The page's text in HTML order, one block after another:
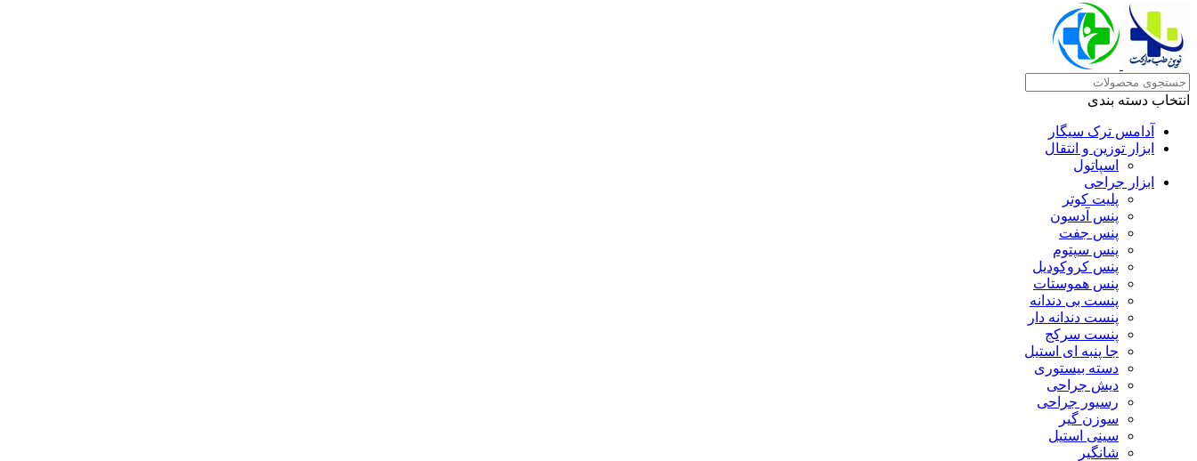
انتخاب دسته بندی
آدامس ترک سیگار
ابزار توزین و انتقال
اسپاتول
ابزار جراحی
پلیت کوتر
پنس آدسون
پنس جفت
پنس سپتوم
پنس کروکودیل
پنس هموستات
پنست بی دندانه
پنست دندانه دار
پنست سرکج
جا پنبه ای استیل
دسته بیستوری
دیش جراحی
رسیور جراحی
سوزن گیر
سینی استیل
شانگیر